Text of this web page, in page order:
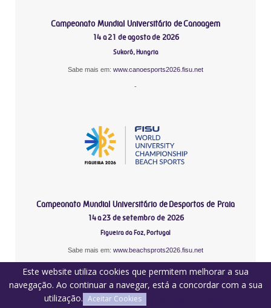
Campeonato Mundial Universitário de Canoagem
14 a 21 de agosto de 2026
Sukoró, Hungria
Sabe mais em: www.canoesports2026.fisu.net
-
Campeonato Mundial Universitário de Desportos de Praia
14 a 23 de setembro de 2026
Figueira da Foz, Portugal
Sabe mais em: www.beachsprots2026.fisu.net
Este website utiliza cookies que permitem melhorar a sua
navegação. Ao continuar a navegar, está a concordar com a sua
utilização. Aceitar Cookies